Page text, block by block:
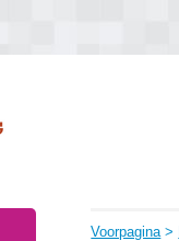
Voorpagina>